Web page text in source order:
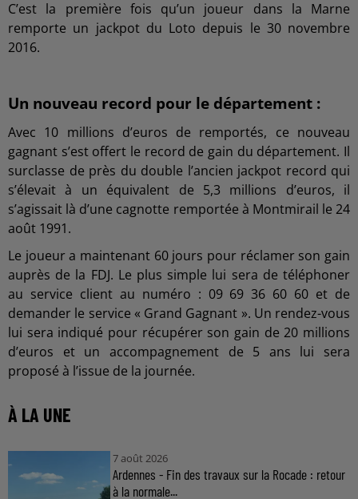
C’est la première fois qu’un joueur dans la Marne
remporte un jackpot du Loto depuis le 30 novembre
2016.
Un nouveau record pour le département :
Avec 10 millions d’euros de remportés, ce nouveau
gagnant s’est offert le record de gain du département. Il
surclasse de près du double l’ancien jackpot record qui
s’élevait à un équivalent de 5,3 millions d’euros, il
s’agissait là d’une cagnotte remportée à Montmirail le 24
août 1991.
Le joueur a maintenant 60 jours pour réclamer son gain
auprès de la FDJ. Le plus simple lui sera de téléphoner
au service client au numéro : 09 69 36 60 60 et de
demander le service « Grand Gagnant ». Un rendez-vous
lui sera indiqué pour récupérer son gain de 20 millions
d’euros et un accompagnement de 5 ans lui sera
proposé à l’issue de la journée.
À LA UNE
7 août 2026
Ardennes - Fin des travaux sur la Rocade : retour
à la normale...